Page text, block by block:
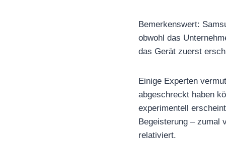
Bemerkenswert:
obwohl das
das Gerät zuerst
Einige Experten
abgeschreckt haben
experimentell
Begeisterung – zumal
relativiert.